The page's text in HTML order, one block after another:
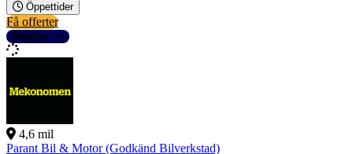
Öppettider
Få offerter
Detaljer
4,6 mil
Parant Bil & Motor (Godkänd Bilverkstad)